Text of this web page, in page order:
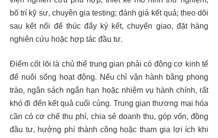
bố trí kỹ sư, chuyên gia testing; đánh giá kết quả; theo dõi
sau kết nối để thúc đẩy ký kết, chuyển giao, đặt hàng
nghiên cứu hoặc hợp tác đầu tư.
Điểm cốt lõi là chủ thể trung gian phải có động cơ kinh tế
để nuôi sống hoạt động. Nếu chỉ vận hành bằng phong
trào, ngân sách ngắn hạn hoặc nhiệm vụ hành chính, rất
khó đi đến kết quả cuối cùng. Trung gian thương mại hóa
cần có cơ chế thu phí, chia sẻ doanh thu, góp vốn, đồng
đầu tư, hưởng phí thành công hoặc tham gia lợi ích khi